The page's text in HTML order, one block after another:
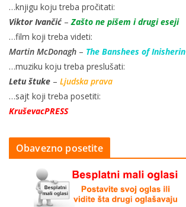
…knjigu koju treba pročitati:
Viktor Ivančić– Zašto ne pišem i drugi eseji
…film koji treba videti:
Martin McDonagh – The Banshees of Inisherin
…muziku koju treba preslušati:
Letu štuke – Ljudska prava
…sajt koji treba posetiti:
KruševacPRESS
Obavezno posetite